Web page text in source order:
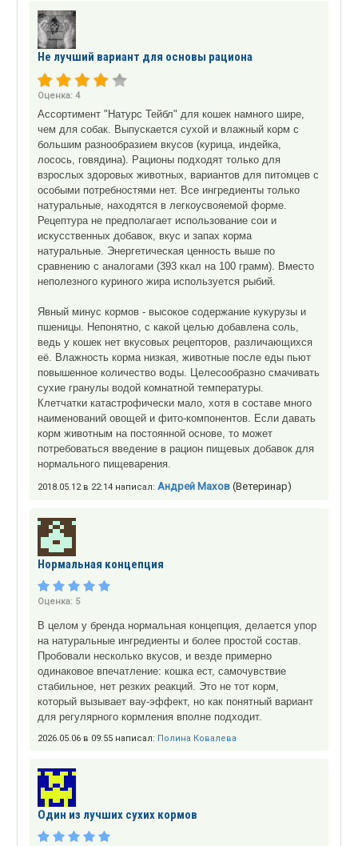
Не лучший вариант для основы рациона
Оценка: 4
Ассортимент "Натурс Тейбл" для кошек намного шире,
чем для собак. Выпускается сухой и влажный корм с
большим разнообразием вкусов (курица, индейка,
лосось, говядина). Рационы подходят только для
взрослых здоровых животных, вариантов для питомцев с
особыми потребностями нет. Все ингредиенты только
натуральные, находятся в легкоусвояемой форме.
Рецептура не предполагает использование сои и
искусственных добавок, вкус и запах корма
натуральные. Энергетическая ценность выше по
сравнению с аналогами (393 ккал на 100 грамм). Вместо
неполезного куриного жира используется рыбий.
Явный минус кормов - высокое содержание кукурузы и
пшеницы. Непонятно, с какой целью добавлена соль,
ведь у кошек нет вкусовых рецепторов, различающихся
её. Влажность корма низкая, животные после еды пьют
повышенное количество воды. Целесообразно смачивать
сухие гранулы водой комнатной температуры.
Клетчатки катастрофически мало, хотя в составе много
наименований овощей и фито-компонентов. Если давать
корм животным на постоянной основе, то может
потребоваться введение в рацион пищевых добавок для
нормального пищеварения.
2018.05.12 в 22:14 написал: Андрей Махов (Ветеринар)
Нормальная концепция
Оценка: 5
В целом у бренда нормальная концепция, делается упор
на натуральные ингредиенты и более простой состав.
Пробовали несколько вкусов, и везде примерно
одинаковое впечатление: кошка ест, самочувствие
стабильное, нет резких реакций. Это не тот корм,
который вызывает вау-эффект, но как понятный вариант
для регулярного кормления вполне подходит.
2026.05.06 в 09:55 написал: Полина Ковалева
Один из лучших сухих кормов